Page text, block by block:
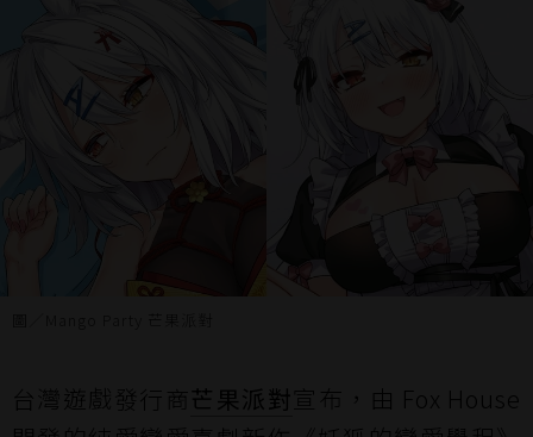
台灣遊戲發行商 芒果派對 宣布，由 Fox House